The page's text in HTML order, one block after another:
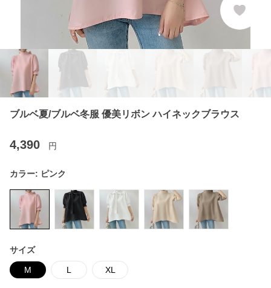
ブルベ夏/ブルベ冬服 優美リボン ハイネックブラウス
4,390 円
カラー: ピンク
サイズ
M L XL